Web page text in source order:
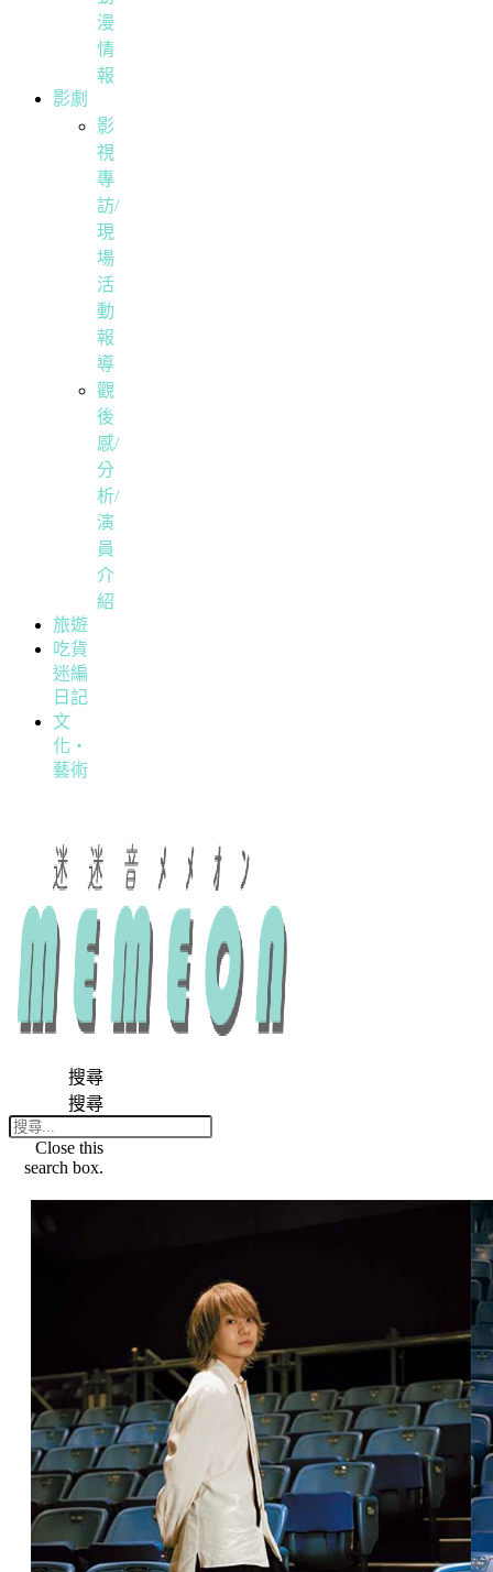
漫
情
報
影劇
影
視
專
訪/
現
場
活
動
報
導
觀
後
感/
分
析/
演
員
介
紹
旅遊
吃貨
迷編
日記
文
化・
藝術
搜尋
搜尋
Close this
search box.